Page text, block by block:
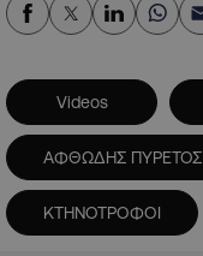
Videos
ΑΦΘΩΔΗΣ ΠΥΡΕΤΟΣ
ΚΤΗΝΟΤΡΟΦΟΙ